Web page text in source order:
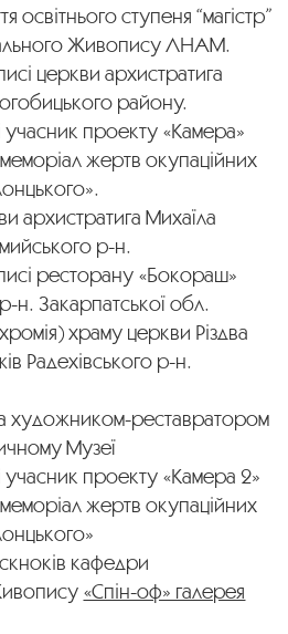
ступеня “магістр”
Живопису ЛНАМ.
церкви архистратига
району.
учасник проекту «Камера»
жертв окупаційних
архистратига Михаїла
р-н.
ресторану «Бокораш»
н. Закарпатської обл.
храму церкви Різдва
Радехівського р-н.
художником-реставратором
Музеї
учасник проекту «Камера 2»
жертв окупаційних
кафедри
«Спін-оф» галерея